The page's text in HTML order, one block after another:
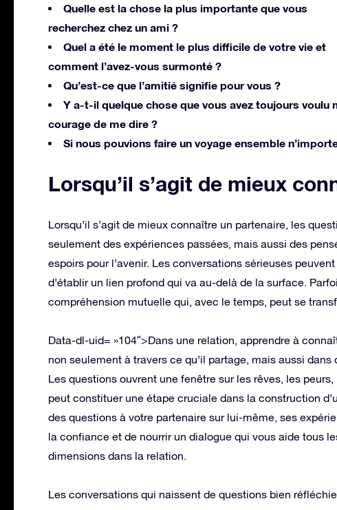
Quelle est la chose la plus importante que vous
recherchez chez un ami ?
Quel a été le moment le plus difficile de votre vie et
comment l’avez-vous surmonté ?
Qu’est-ce que l’amitié signifie pour vous ?
Y a-t-il quelque chose que vous avez toujours voulu
courage de me dire ?
Si nous pouvions faire un voyage ensemble
Lorsqu’il s’agit de mieux
Lorsqu’il s’agit de mieux connaître un partenaire, les
seulement des expériences passées, mais aussi des
espoirs pour l’avenir. Les conversations sérieuses
d’établir un lien profond qui va au-delà de la surface.
compréhension mutuelle qui, avec le temps, peut se
Data-dl-uid= »104″>Dans une relation, apprendre à
non seulement à travers ce qu’il partage, mais aussi
Les questions ouvrent une fenêtre sur les rêves, les
peut constituer une étape cruciale dans la construction
des questions à votre partenaire sur lui-même, ses
la confiance et de nourrir un dialogue qui vous aide tous
dimensions dans la relation.
Les conversations qui naissent de questions bien